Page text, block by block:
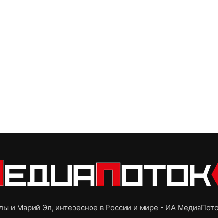
и Марий Эл, интересное в России и мире - ИА